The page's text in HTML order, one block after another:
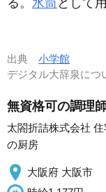
る。 水筒として
出典 小学館
デジタル大辞泉に
無資格可の調理
太閤折詰株式会社
の厨房
大阪府 大阪市